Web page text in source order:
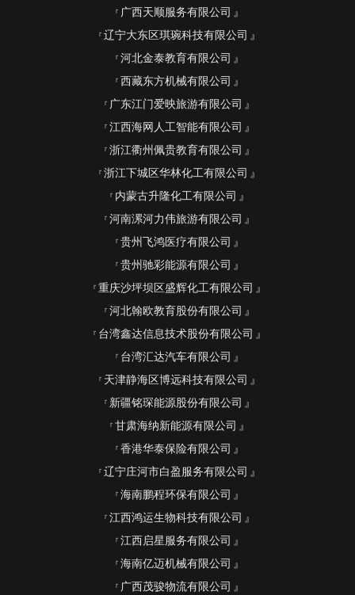
广西天顺服务有限公司
辽宁大东区琪琬科技有限公司
河北金泰教育有限公司
西藏东方机械有限公司
广东江门爱映旅游有限公司
江西海网人工智能有限公司
浙江衢州佩贵教育有限公司
浙江下城区华林化工有限公司
内蒙古升隆化工有限公司
河南漯河力伟旅游有限公司
贵州飞鸿医疗有限公司
贵州驰彩能源有限公司
重庆沙坪坝区盛辉化工有限公司
河北翰欧教育股份有限公司
台湾鑫达信息技术股份有限公司
台湾汇达汽车有限公司
天津静海区博远科技有限公司
新疆铭琛能源股份有限公司
甘肃海纳新能源有限公司
香港华泰保险有限公司
辽宁庄河市白盈服务有限公司
海南鹏程环保有限公司
江西鸿运生物科技有限公司
江西启星服务有限公司
海南亿迈机械有限公司
广西茂骏物流有限公司